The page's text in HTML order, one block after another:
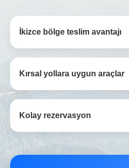
İkizce bölge teslim avantajı
Kırsal yollara uygun araçlar
Kolay rezervasyon